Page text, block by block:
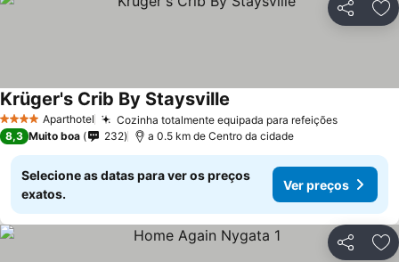
Partilhar
4 EstrelasAparthotel Cozinha totalmente equipada para refeições
Krüger's Crib By Staysville
8,3 Muito boa 232 a 0.5 km de Centro da cidade
Selecione as datas para ver os preços
exatos.
Ver preços
Partilhar